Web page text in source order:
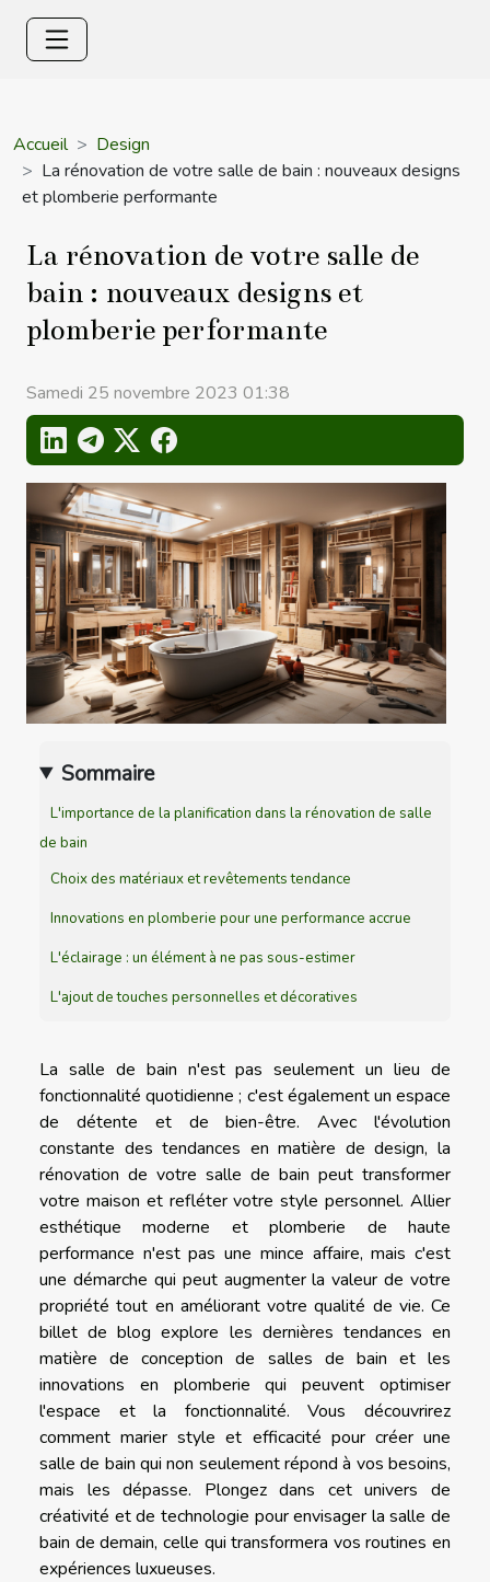
Accueil
Design
La rénovation de votre salle de bain : nouveaux designs
et plomberie performante
La rénovation de votre salle de
bain : nouveaux designs et
plomberie performante
Samedi 25 novembre 2023 01:38
Sommaire
L'importance de la planification dans la rénovation de salle
de bain
Choix des matériaux et revêtements tendance
Innovations en plomberie pour une performance accrue
L'éclairage : un élément à ne pas sous-estimer
L'ajout de touches personnelles et décoratives
La salle de bain n'est pas seulement un lieu de
fonctionnalité quotidienne ; c'est également un espace
de détente et de bien-être. Avec l'évolution
constante des tendances en matière de design, la
rénovation de votre salle de bain peut transformer
votre maison et refléter votre style personnel. Allier
esthétique moderne et plomberie de haute
performance n'est pas une mince affaire, mais c'est
une démarche qui peut augmenter la valeur de votre
propriété tout en améliorant votre qualité de vie. Ce
billet de blog explore les dernières tendances en
matière de conception de salles de bain et les
innovations en plomberie qui peuvent optimiser
l'espace et la fonctionnalité. Vous découvrirez
comment marier style et efficacité pour créer une
salle de bain qui non seulement répond à vos besoins,
mais les dépasse. Plongez dans cet univers de
créativité et de technologie pour envisager la salle de
bain de demain, celle qui transformera vos routines en
expériences luxueuses.